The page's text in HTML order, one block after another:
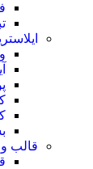
قالب